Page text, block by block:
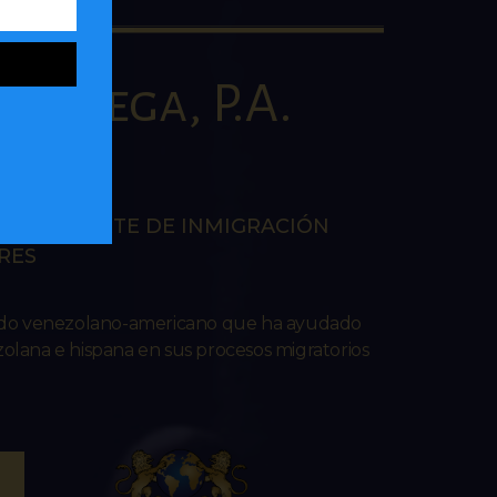
Vega, P.A.
EN LA CORTE DE INMIGRACIÓN
venezolano-americano que ha ayudado
e hispana en sus procesos migratorios